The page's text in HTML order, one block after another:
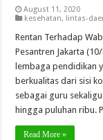
August 11, 2020
kesehatan, lintas-
Rentan Terhadap
Pesantren Jakarta
lembaga pendidikan
berkualitas dari sisi
sebagai guru
hingga puluhan ribu.
Read More »